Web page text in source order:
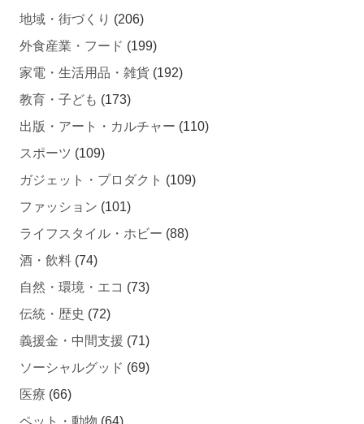
地域・街づくり (206)
外食産業・フード (199)
家電・生活用品・雑貨 (192)
教育・子ども (173)
出版・アート・カルチャー (110)
スポーツ (109)
ガジェット・プロダクト (109)
ファッション (101)
ライフスタイル・ホビー (88)
酒・飲料 (74)
自然・環境・エコ (73)
伝統・歴史 (72)
義援金・中間支援 (71)
ソーシャルグッド (69)
医療 (66)
ペット・動物 (64)